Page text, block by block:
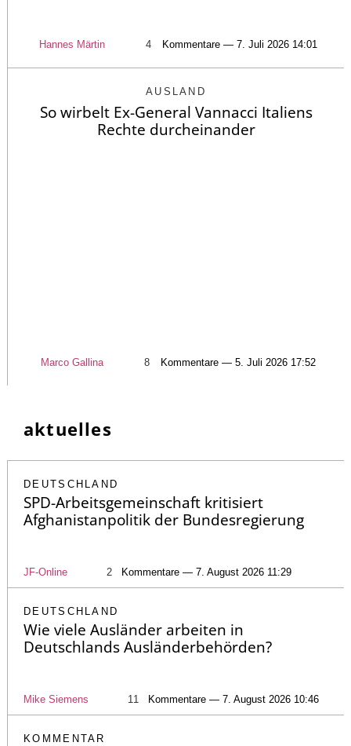
Hannes Märtin 4 Kommentare — 7. Juli 2026 14:01
AUSLAND
So wirbelt Ex-General Vannacci Italiens
Rechte durcheinander
Marco Gallina 8 Kommentare — 5. Juli 2026 17:52
aktuelles
DEUTSCHLAND
SPD-Arbeitsgemeinschaft kritisiert
Afghanistanpolitik der Bundesregierung
JF-Online 2 Kommentare — 7. August 2026 11:29
DEUTSCHLAND
Wie viele Ausländer arbeiten in
Deutschlands Ausländerbehörden?
Mike Siemens 11 Kommentare — 7. August 2026 10:46
KOMMENTAR